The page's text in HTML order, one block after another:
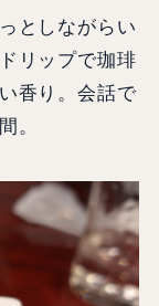
としながらい
リップで珈琲
香り。会話で
。